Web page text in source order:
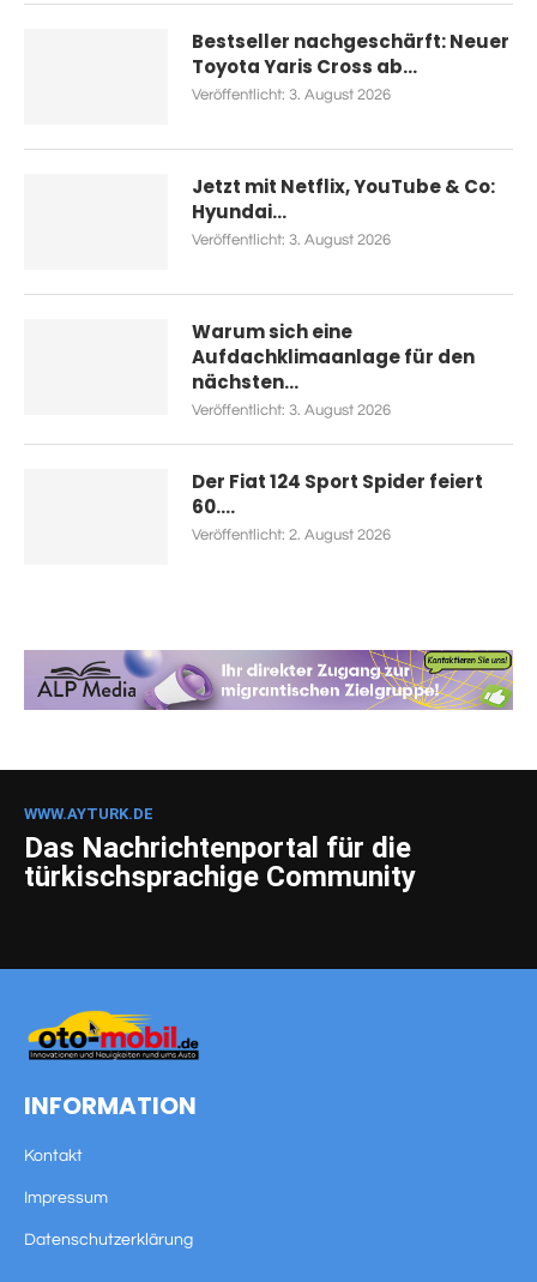
Bestseller nachgeschärft: Neuer
Toyota Yaris Cross ab...
Veröffentlicht: 3. August 2026
Jetzt mit Netflix, YouTube & Co:
Hyundai...
Veröffentlicht: 3. August 2026
Warum sich eine
Aufdachklimaanlage für den
nächsten...
Veröffentlicht: 3. August 2026
Der Fiat 124 Sport Spider feiert
60....
Veröffentlicht: 2. August 2026
INFORMATION
Kontakt
Impressum
Datenschutzerklärung
WWW.AYTURK.DE
Das Nachrichtenportal für die
türkischsprachige Community